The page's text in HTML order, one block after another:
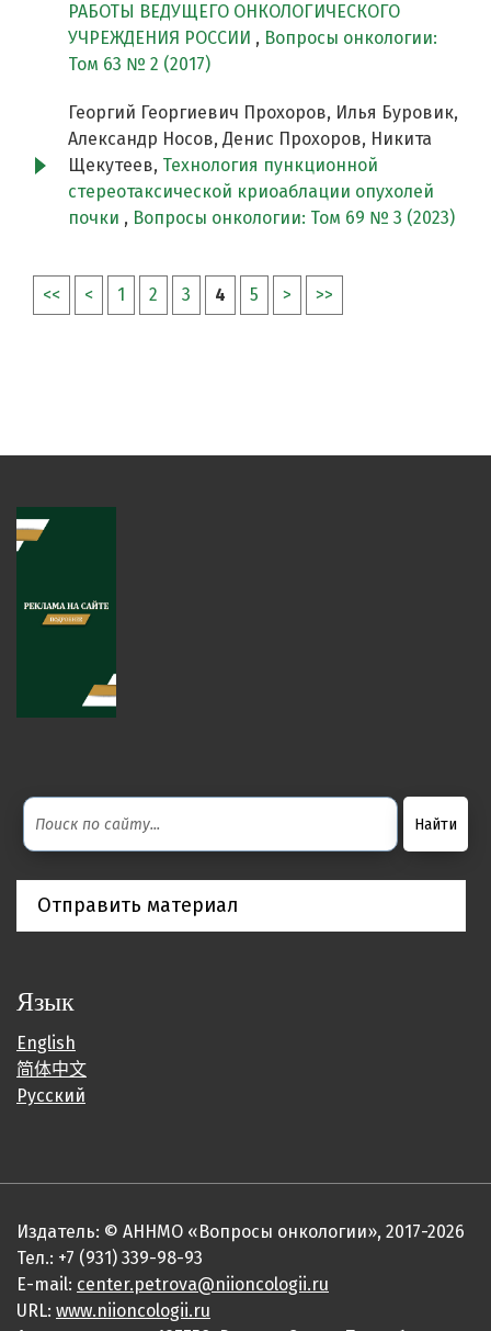
РАБОТЫ ВЕДУЩЕГО ОНКОЛОГИЧЕСКОГО
УЧРЕЖДЕНИЯ РОССИИ , Вопросы онкологии:
Том 63 № 2 (2017)
Георгий Георгиевич Прохоров, Илья Буровик,
Александр Носов, Денис Прохоров, Никита
Щекутеев, Технология пункционной
стереотаксической криоаблации опухолей
почки , Вопросы онкологии: Том 69 № 3 (2023)
<< < 1 2 3 4 5 > >>
Отправить материал
Язык
English
简体中文
Русский
Издатель: © АННМО «Вопросы онкологии», 2017-2026
Тел.: +7 (931) 339-98-93
E-mail: center.petrova@niioncologii.ru
URL: www.niioncologii.ru